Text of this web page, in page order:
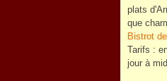
plats
que
Bistrot
Tarifs :
jour à